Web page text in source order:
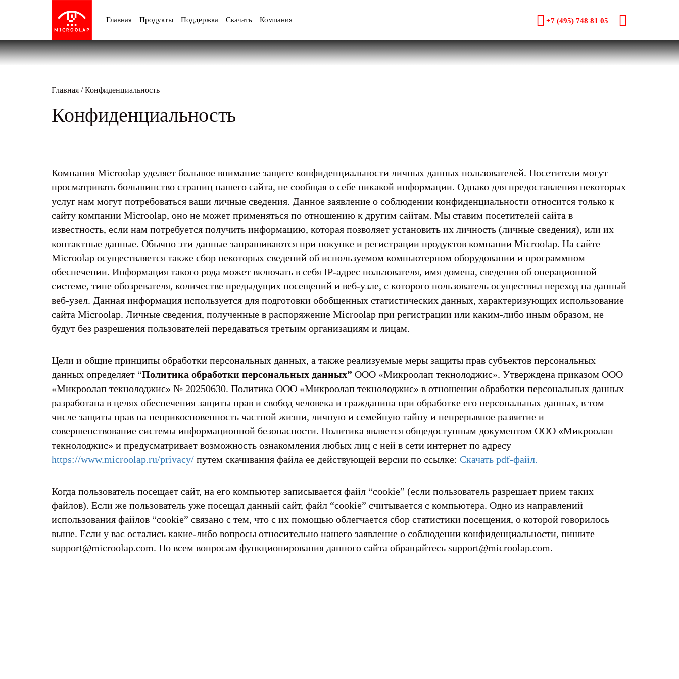
Главная Продукты Поддержка Скачать Компания +7 (495) 748 81 05
Главная /Конфиденциальность
Конфиденциальность
Компания Microolap уделяет большое внимание защите конфиденциальности личных данных пользователей. Посетители могут
просматривать большинство страниц нашего сайта, не сообщая о себе никакой информации. Однако для предоставления некоторых
услуг нам могут потребоваться ваши личные сведения. Данное заявление о соблюдении конфиденциальности относится только к
сайту компании Microolap, оно не может применяться по отношению к другим сайтам. Мы ставим посетителей сайта в
известность, если нам потребуется получить информацию, которая позволяет установить их личность (личные сведения), или их
контактные данные. Обычно эти данные запрашиваются при покупке и регистрации продуктов компании Microolap. На сайте
Microolap осуществляется также сбор некоторых сведений об используемом компьютерном оборудовании и программном
обеспечении. Информация такого рода может включать в себя IP-адрес пользователя, имя домена, сведения об операционной
системе, типе обозревателя, количестве предыдущих посещений и веб-узле, с которого пользователь осуществил переход на данный
веб-узел. Данная информация используется для подготовки обобщенных статистических данных, характеризующих использование
сайта Microolap. Личные сведения, полученные в распоряжение Microolap при регистрации или каким-либо иным образом, не
будут без разрешения пользователей передаваться третьим организациям и лицам.
Цели и общие принципы обработки персональных данных, а также реализуемые меры защиты прав субъектов персональных
данных определяет “Политика обработки персональных данных” ООО «Микроолап текнолоджис». Утверждена приказом ООО
«Микроолап текнолоджис» № 20250630. Политика ООО «Микроолап текнолоджис» в отношении обработки персональных данных
разработана в целях обеспечения защиты прав и свобод человека и гражданина при обработке его персональных данных, в том
числе защиты прав на неприкосновенность частной жизни, личную и семейную тайну и непрерывное развитие и
совершенствование системы информационной безопасности. Политика является общедоступным документом ООО «Микроолап
текнолоджис» и предусматривает возможность ознакомления любых лиц с ней в сети интернет по адресу
https://www.microolap.ru/privacy/ путем скачивания файла ее действующей версии по ссылке: Скачать pdf-файл.
Когда пользователь посещает сайт, на его компьютер записывается файл “cookie” (если пользователь разрешает прием таких
файлов). Если же пользователь уже посещал данный сайт, файл “cookie” считывается с компьютера. Одно из направлений
использования файлов “cookie” связано с тем, что с их помощью облегчается сбор статистики посещения, о которой говорилось
выше. Если у вас остались какие-либо вопросы относительно нашего заявление о соблюдении конфиденциальности, пишите
support@microolap.com. По всем вопросам функционирования данного сайта обращайтесь support@microolap.com.